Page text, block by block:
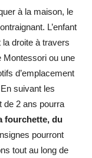
à la maison, le
L’enfant
la droite à travers
Montessori ou une
d’emplacement
suivant les
de 2 ans pourra
fourchette, du
pourront
tout au long de